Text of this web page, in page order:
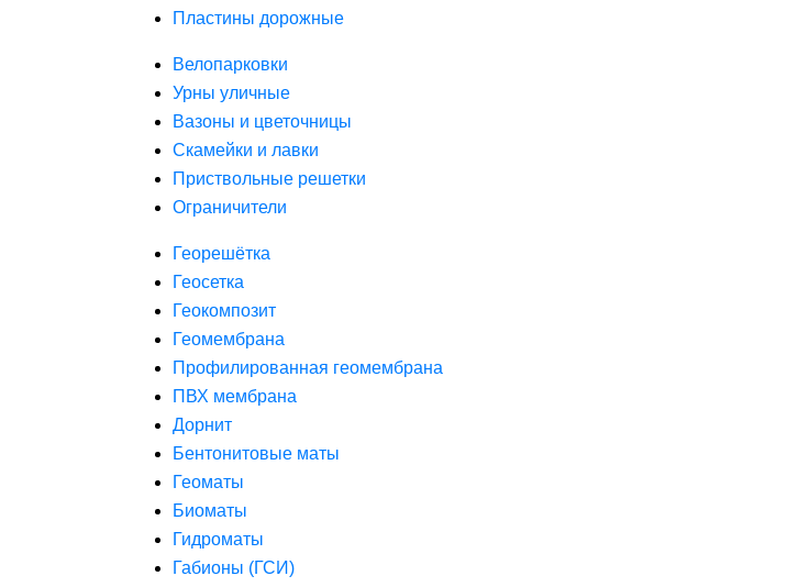
Пластины дорожные
Велопарковки
Урны уличные
Вазоны и цветочницы
Скамейки и лавки
Приствольные решетки
Ограничители
Георешётка
Геосетка
Геокомпозит
Геомембрана
Профилированная геомембрана
ПВХ мембрана
Дорнит
Бентонитовые маты
Геоматы
Биоматы
Гидроматы
Габионы (ГСИ)